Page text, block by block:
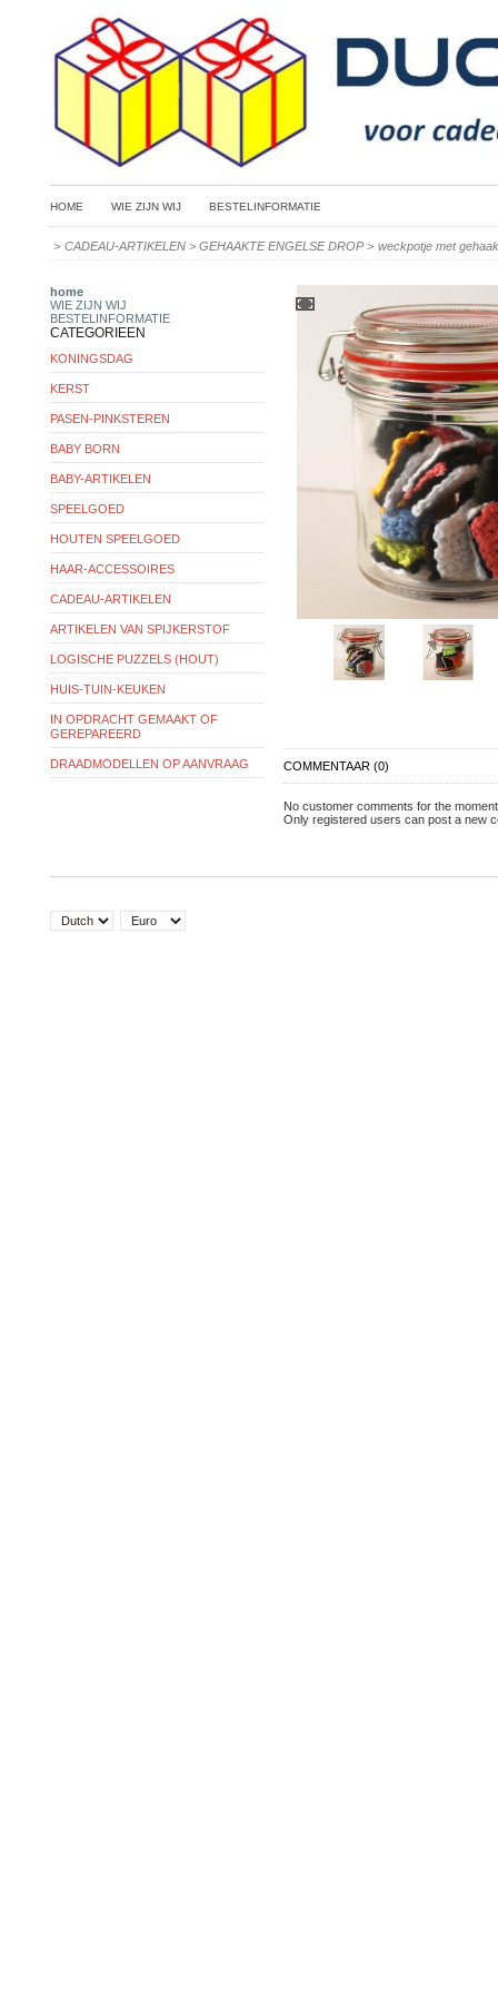
HOME WIE ZIJN WIJ BESTELINFORMATIE
> CADEAU-ARTIKELEN > GEHAAKTE ENGELSE DROP > weckpotje met
COMMENTAAR (0)
No customer comments for the
Only registered users can post a new
home
WIE ZIJN WIJ
BESTELINFORMATIE
CATEGORIEEN
KONINGSDAG
KERST
PASEN-PINKSTEREN
BABY BORN
BABY-ARTIKELEN
SPEELGOED
HOUTEN SPEELGOED
HAAR-ACCESSOIRES
CADEAU-ARTIKELEN
ARTIKELEN VAN SPIJKERSTOF
LOGISCHE PUZZELS (HOUT)
HUIS-TUIN-KEUKEN
IN OPDRACHT GEMAAKT OF
GEREPAREERD
DRAADMODELLEN OP AANVRAAG